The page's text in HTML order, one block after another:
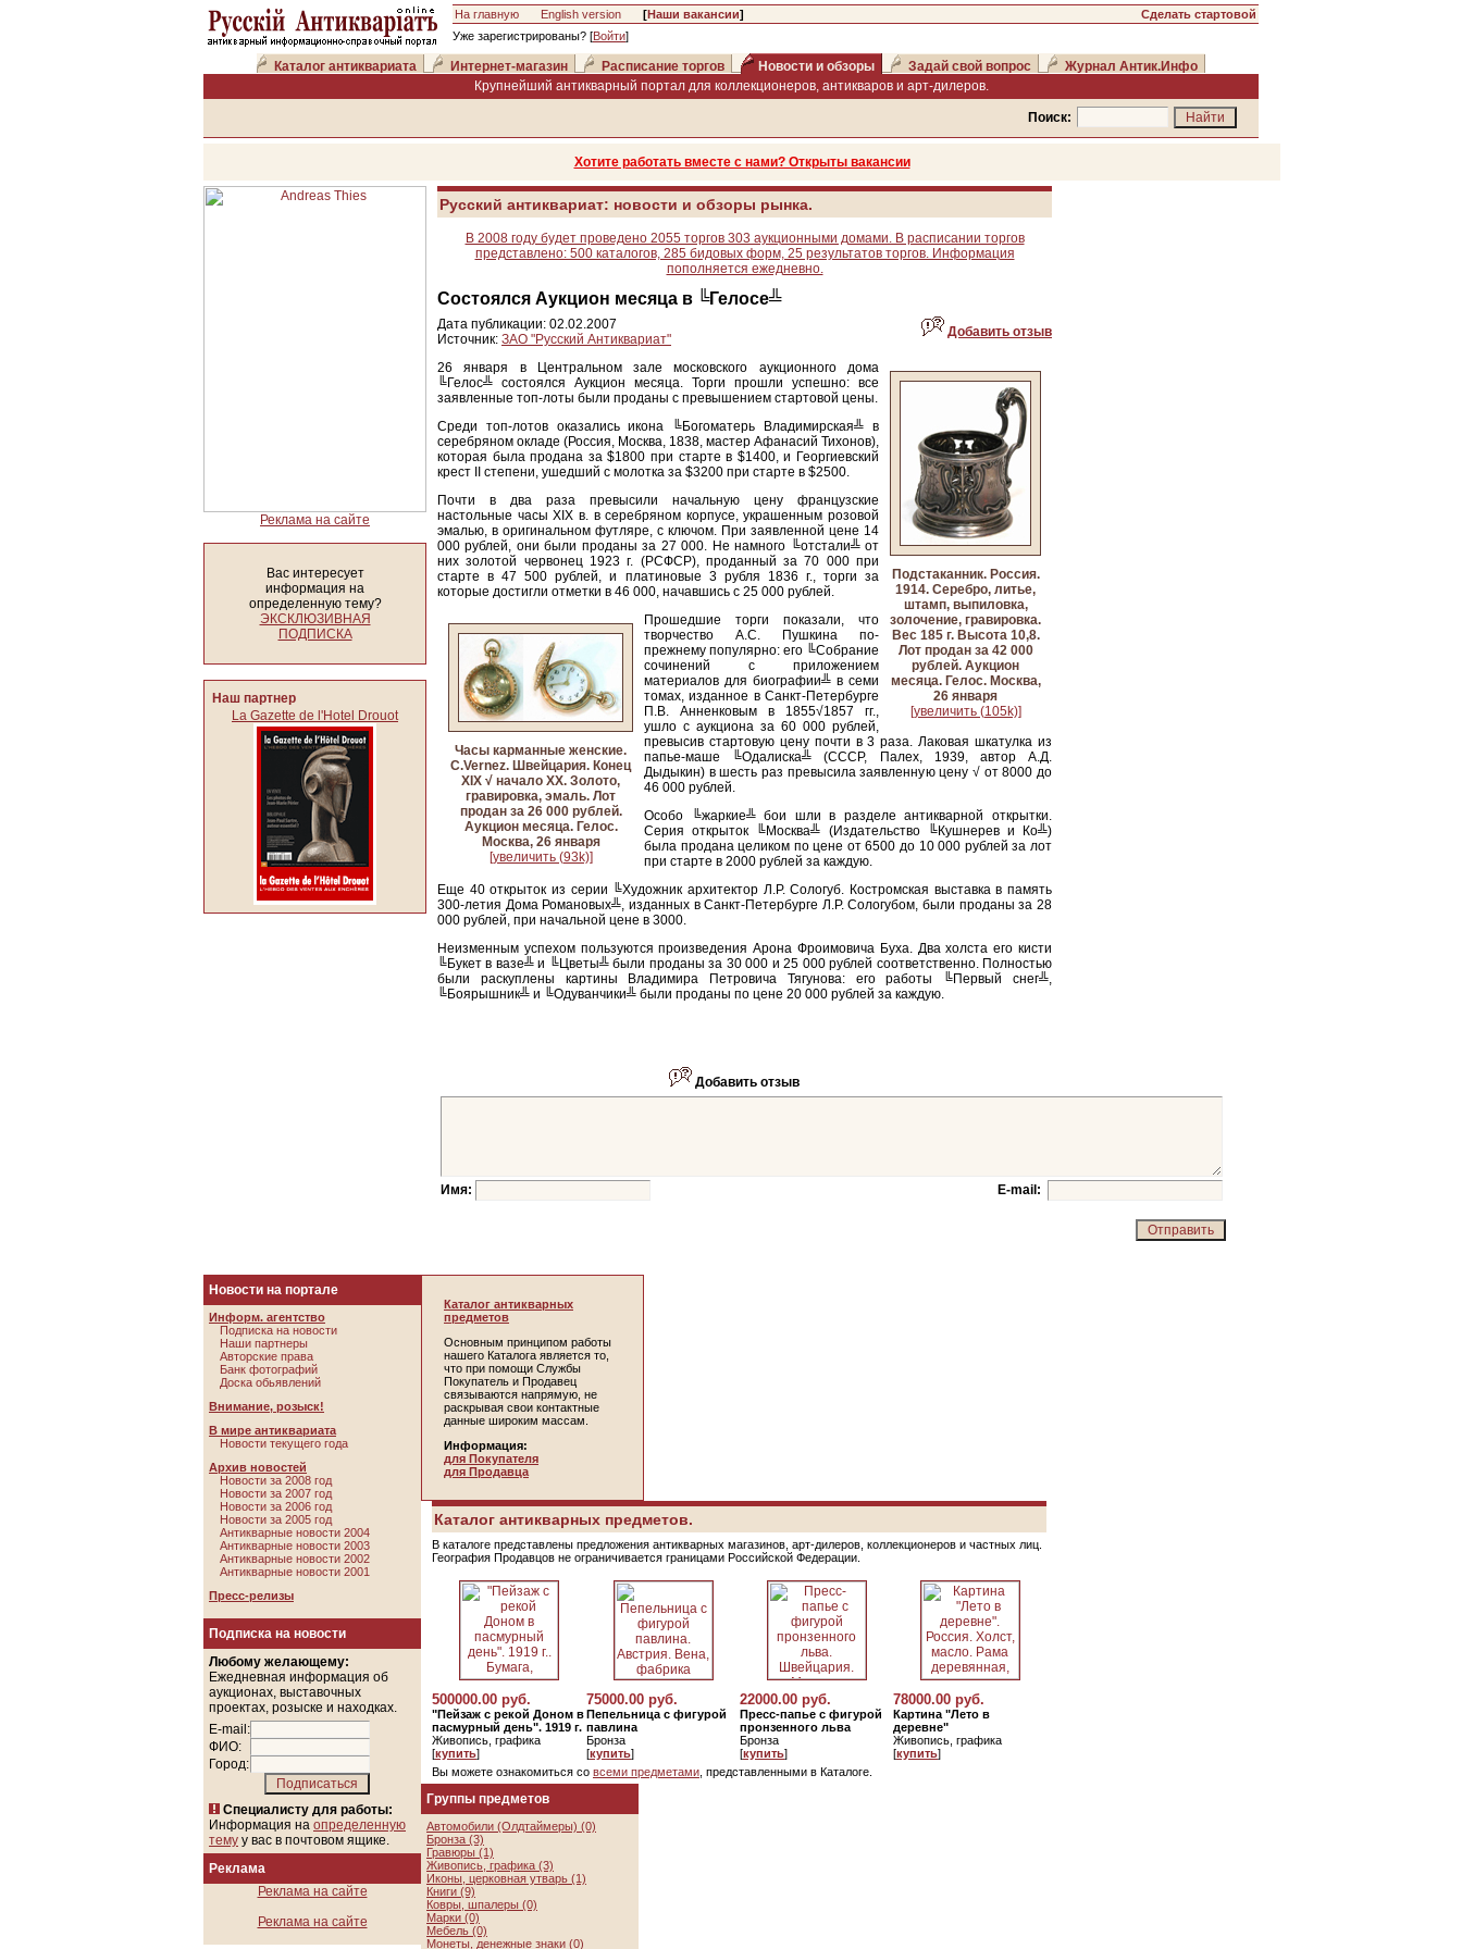
На главную English version [Наши вакансии]
Уже зарегистрированы? [Войти]
Сделать стартовой
Каталог антиквариата Интернет-магазин Расписание торгов Новости и обзоры Задай свой вопрос
Журнал Антик.Инфо
Крупнейший антикварный портал для коллекционеров, антикваров и арт-дилеров.
Поиск:
Хотите работать вместе с нами? Открыты вакансии
Реклама на сайте
Вас интересует
информация на
определенную тему?
ЭКСКЛЮЗИВНАЯ
ПОДПИСКА
Наш партнер
La Gazette de l'Hotel Drouot
Русский антиквариат: новости и обзоры рынка.
В 2008 году будет проведено 2055 торгов 303 аукционными домами. В расписании торгов
представлено: 500 каталогов, 285 бидовых форм, 25 результатов торгов. Информация
пополняется ежедневно.
Состоялся Аукцион месяца в ╚Гелосе╩
Дата публикации: 02.02.2007
Источник: ЗАО "Русский Антиквариат" Добавить отзыв
Подстаканник. Россия.
1914. Серебро, литье,
штамп, выпиловка,
золочение, гравировка.
Вес 185 г. Высота 10,8.
Лот продан за 42 000
рублей. Аукцион
месяца. Гелос. Москва,
26 января
[увеличить (105k)]
26 января в Центральном зале московского аукционного дома
╚Гелос╩ состоялся Аукцион месяца. Торги прошли успешно: все
заявленные топ-лоты были проданы с превышением стартовой цены.
Среди топ-лотов оказались икона ╚Богоматерь Владимирская╩ в
серебряном окладе (Россия, Москва, 1838, мастер Афанасий Тихонов),
которая была продана за $1800 при старте в $1400, и Георгиевский
крест II степени, ушедший с молотка за $3200 при старте в $2500.
Почти в два раза превысили начальную цену французские
настольные часы XIX в. в серебряном корпусе, украшенным розовой
эмалью, в оригинальном футляре, с ключом. При заявленной цене 14
000 рублей, они были проданы за 27 000. Не намного ╚отстали╩ от
них золотой червонец 1923 г. (РСФСР), проданный за 70 000 при
старте в 47 500 рублей, и платиновые 3 рубля 1836 г., торги за
которые достигли отметки в 46 000, начавшись с 25 000 рублей.
Часы карманные женские.
C.Vernez. Швейцария. Конец
XIX √ начало ХХ. Золото,
гравировка, эмаль. Лот
продан за 26 000 рублей.
Аукцион месяца. Гелос.
Москва, 26 января
[увеличить (93k)]
Прошедшие торги показали, что
творчество А.С. Пушкина по-
прежнему популярно: его ╚Собрание
сочинений с приложением
материалов для биографии╩ в семи
томах, изданное в Санкт-Петербурге
П.В. Анненковым в 1855√1857 гг.,
ушло с аукциона за 60 000 рублей,
превысив стартовую цену почти в 3 раза. Лаковая шкатулка из
папье-маше ╚Одалиска╩ (СССР, Палех, 1939, автор А.Д.
Дыдыкин) в шесть раз превысила заявленную цену √ от 8000 до
46 000 рублей.
Особо ╚жаркие╩ бои шли в разделе антикварной открытки.
Серия открыток ╚Москва╩ (Издательство ╚Кушнерев и Ко╩)
была продана целиком по цене от 6500 до 10 000 рублей за лот
при старте в 2000 рублей за каждую.
Еще 40 открыток из серии ╚Художник архитектор Л.Р. Сологуб. Костромская выставка в память
300-летия Дома Романовых╩, изданных в Санкт-Петербурге Л.Р. Сологубом, были проданы за 28
000 рублей, при начальной цене в 3000.
Неизменным успехом пользуются произведения Арона Фроимовича Буха. Два холста его кисти
╚Букет в вазе╩ и ╚Цветы╩ были проданы за 30 000 и 25 000 рублей соответственно. Полностью
были раскуплены картины Владимира Петровича Тягунова: его работы ╚Первый снег╩,
╚Боярышник╩ и ╚Одуванчики╩ были проданы по цене 20 000 рублей за каждую.
Добавить отзыв
Имя: E-mail:
Новости на портале
Информ. агентство
Подписка на новости
Наши партнеры
Авторские права
Банк фотографий
Доска обьявлений
Внимание, розыск!
В мире антиквариата
Новости текущего года
Архив новостей
Новости за 2008 год
Новости за 2007 год
Новости за 2006 год
Новости за 2005 год
Антикварные новости 2004
Антикварные новости 2003
Антикварные новости 2002
Антикварные новости 2001
Пресс-релизы
Подписка на новости
Любому желающему:
Ежедневная информация об
аукционах, выставочных
проектах, розыске и находках.
E-mail:
ФИО:
Город:
Специалисту для работы:
Информация на определенную
тему у вас в почтовом ящике.
Реклама
Реклама на сайте
Реклама на сайте
Каталог антикварных
предметов
Основным принципом работы
нашего Каталога является то,
что при помощи Службы
Покупатель и Продавец
связываются напрямую, не
раскрывая свои контактные
данные широким массам.
Информация:
для Покупателя
для Продавца
Каталог антикварных предметов.
В каталоге представлены предложения антикварных магазинов, арт-дилеров, коллекционеров и частных лиц.
География Продавцов не ограничивается границами Российской Федерации.
500000.00 руб.
"Пейзаж с рекой Доном в
пасмурный день". 1919 г.
Живопись, графика
[купить]
75000.00 руб.
Пепельница с фигурой
павлина
Бронза
[купить]
22000.00 руб.
Пресс-папье с фигурой
пронзенного льва
Бронза
[купить]
78000.00 руб.
Картина "Лето в
деревне"
Живопись, графика
[купить]
Вы можете ознакомиться со всеми предметами , представленными в Каталоге.
Группы предметов
Автомобили (Олдтаймеры) (0)
Бронза (3)
Гравюры (1)
Живопись, графика (3)
Иконы, церковная утварь (1)
Книги (9)
Ковры, шпалеры (0)
Марки (0)
Мебель (0)
Монеты, денежные знаки (0)